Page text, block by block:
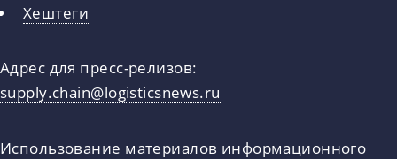
Хештеги
Адрес для пресс-релизов:
supply.chain@logisticsnews.ru
Использование материалов информационного